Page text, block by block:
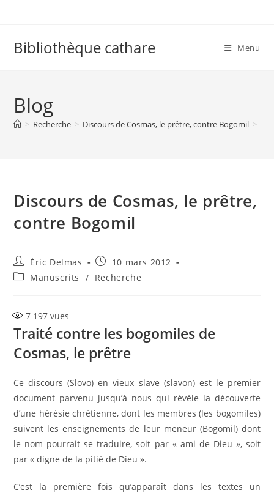
Bibliothèque cathare Menu
Blog
> Recherche > Discours de Cosmas, le prêtre, contre Bogomil >
Discours de Cosmas, le prêtre,
contre Bogomil
Auteur/autrice
de
la
Éric Delmas
Publication
publiée :
10 mars 2012
PostManuscrits / Recherche
7 197 vues
Traité contre les bogomiles de
Cosmas, le prêtre
Ce discours (Slovo) en vieux slave (slavon) est le premier
document parvenu jusqu’à nous qui révèle la découverte
d’une hérésie chrétienne, dont les membres (les bogomiles)
suivent les enseignements de leur meneur (Bogomil) dont
le nom pourrait se traduire, soit par « ami de Dieu », soit
par « digne de la pitié de Dieu ».
C’est la première fois qu’apparaît dans les textes un